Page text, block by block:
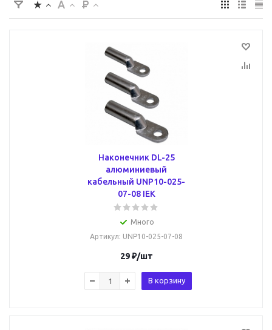
Наконечник DL-25
алюминиевый
кабельный UNP10-025-
07-08 IEK
Много
Артикул: UNP10-025-07-08
29₽/шт
В корзину